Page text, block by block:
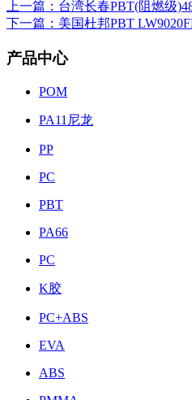
上一篇 ：台湾长春PBT(阻燃级
下一篇 ：美国杜邦PBT
产品中心
POM
PA11尼龙
PP
PC
PBT
PA66
PC
K胶
PC+ABS
EVA
ABS